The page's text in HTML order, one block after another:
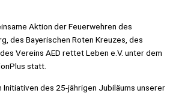
Aktion der Feuerwehren des
des Bayerischen Roten Kreuzes, des
Vereins AED rettet Leben e.V. unter dem
statt.
Initiativen des 25-jährigen Jubiläums unserer